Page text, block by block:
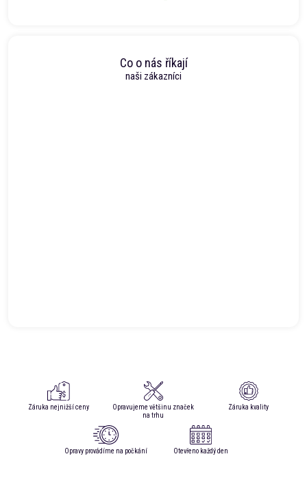
Co o nás říkají
naši zákazníci
Záruka nejnižší ceny
Opravujeme většinu značek
na trhu
Záruka kvality
Opravy provádíme na počkání Otevřeno každý den